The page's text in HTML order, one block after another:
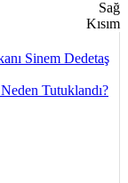
Sinem Dedetaş
Tutuklandı?